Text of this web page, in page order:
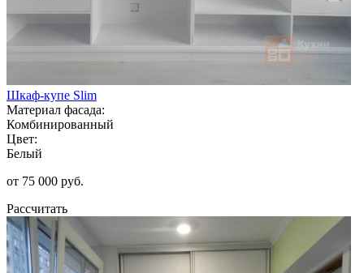
Шкаф-купе Slim
Материал фасада:
Комбинированный
Цвет:
Белый
от 75 000 руб.
Рассчитать